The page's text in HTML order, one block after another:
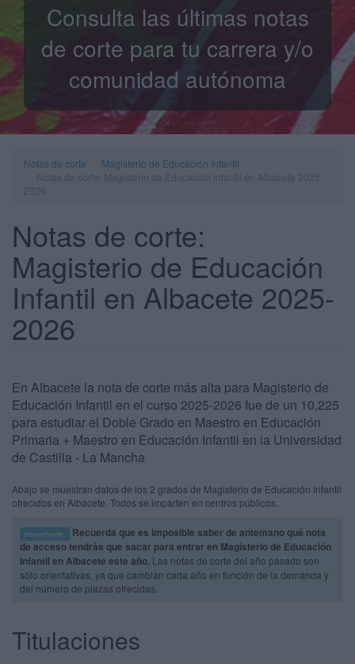
Consulta las últimas notas
de corte para tu carrera y/o
comunidad autónoma
Notas de corte
Magisterio de Educación Infantil
Notas de corte:
Magisterio de Educación
Infantil en Albacete 2025-
2026
En Albacete la nota de corte más alta para Magisterio de
Educación Infantil en el curso 2025-2026 fue de un 10,225
para estudiar el Doble Grado en Maestro en Educación
Primaria + Maestro en Educación Infantil en la Universidad
de Castilla - La Mancha
Abajo se muestran datos de los 2 grados de Magisterio de Educación Infantil
ofrecidos en Albacete. Todos se imparten en centros públicos.
Importante:
Recuerda que es imposible saber de antemano qué nota
de acceso tendrás que sacar para entrar en Magisterio de Educación
Infantil en Albacete este año. Las notas de corte del año pasado son
sólo orientativas, ya que cambian cada año en función de la demanda y
del número de plazas ofrecidas.
Titulaciones